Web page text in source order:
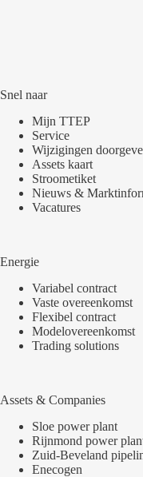
Snel naar
Mijn TTEP
Service
Wijzigingen
Assets kaart
Stroometiket
Nieuws &
Vacatures
Energie
Variabel contract
Vaste overeenkomst
Flexibel contract
Modelovereenkomst
Trading solutions
Assets & Companies
Sloe power plant
Rijnmond power
Zuid-Beveland
Enecogen